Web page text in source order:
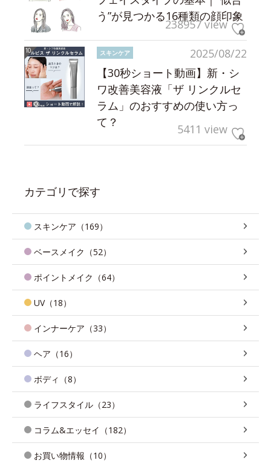
う”が見つかる16種類の顔印象
238957 view
2025/08/22
スキンケア
【30秒ショート動画】新・シ
ワ改善美容液「ザ リンクルセ
ラム」のおすすめの使い方っ
て？
5411 view
カテゴリで探す
スキンケア（169）
ベースメイク（52）
ポイントメイク（64）
UV（18）
インナーケア（33）
ヘア（16）
ボディ（8）
ライフスタイル（23）
コラム&エッセイ（182）
お買い物情報（10）